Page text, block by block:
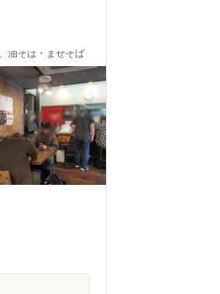
油そば・まぜそば